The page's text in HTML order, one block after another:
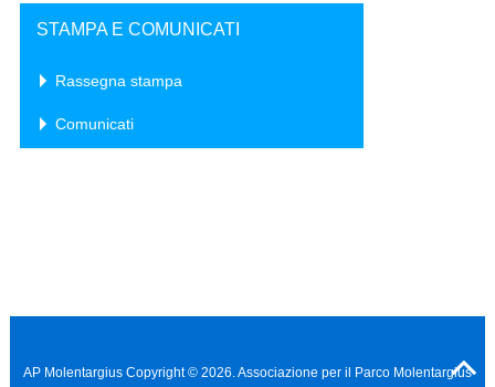
STAMPA E COMUNICATI
Rassegna stampa
Comunicati
AP Molentargius Copyright © 2026. Associazione per il Parco Molentargius